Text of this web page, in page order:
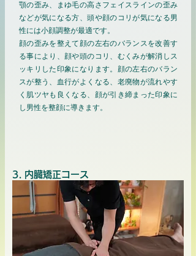
顎の歪み、まゆ毛の高さフェイスラインの歪み
などが気になる方、頭や顔のコリが気になる男
性には小顔調整が最適です。
顔の歪みを整えて顔の左右のバランスを改善す
る事により、顔や頭のコリ、むくみが解消しス
ッキリした印象になります。顔の左右のバラン
スが整う、血行がよくなる、老廃物が流れやす
く肌ツヤも良くなる、顔が引き締まった印象に
し男性を整顔に導きます。
3. 内臓矯正コース